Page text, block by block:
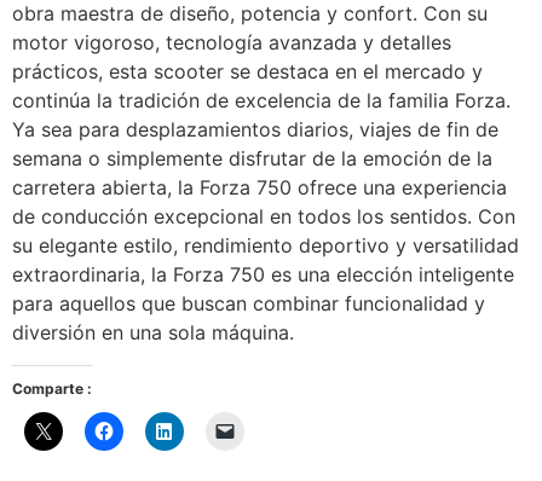
obra maestra de diseño, potencia y confort. Con su
motor vigoroso, tecnología avanzada y detalles
prácticos, esta scooter se destaca en el mercado y
continúa la tradición de excelencia de la familia Forza.
Ya sea para desplazamientos diarios, viajes de fin de
semana o simplemente disfrutar de la emoción de la
carretera abierta, la Forza 750 ofrece una experiencia
de conducción excepcional en todos los sentidos. Con
su elegante estilo, rendimiento deportivo y versatilidad
extraordinaria, la Forza 750 es una elección inteligente
para aquellos que buscan combinar funcionalidad y
diversión en una sola máquina.
Comparte :